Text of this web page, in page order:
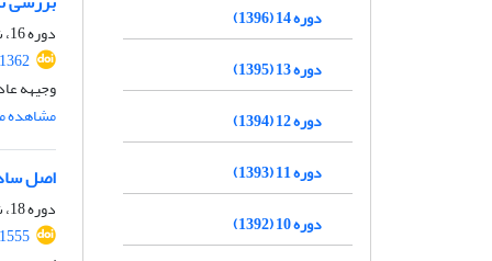
دوره 16، شماره 2، بهمن 1398، صفحه
وجیهه
مشاهده
اصل
دوره 18، شماره 2، اسفند 1400، صفحه
دوره 14 (1396)
دوره 13 (1395)
دوره 12 (1394)
دوره 11 (1393)
دوره 10 (1392)